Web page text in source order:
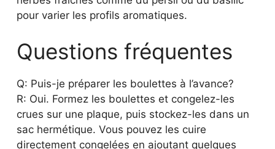
Q: Puis-je préparer les boulettes à l’avance?
crues sur une plaque, puis stockez-les dans un
sac hermétique. Vous pouvez les cuire
directement congelées en ajoutant quelques
minutes de cuisson dans la sauce pour le Riz
aux Boulettes de Viande.
Q: Comment éviter que les boulettes se